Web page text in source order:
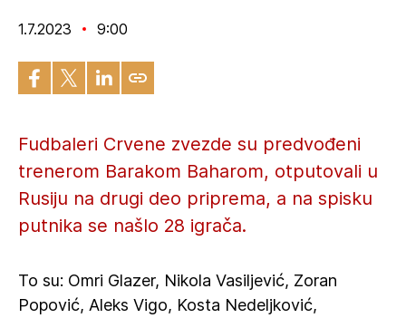
1.7.2023 9:00
Fudbaleri Crvene zvezde su predvođeni
trenerom Barakom Baharom, otputovali u
Rusiju na drugi deo priprema, a na spisku
putnika se našlo 28 igrača.
To su: Omri Glazer, Nikola Vasiljević, Zoran
Popović, Aleks Vigo, Kosta Nedeljković,